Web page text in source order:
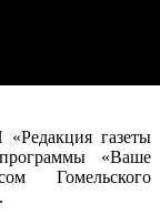
газеты
«Ваше
Гомельского